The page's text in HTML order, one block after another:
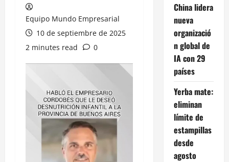
Equipo Mundo Empresarial
10 de septiembre de 2025
2 minutes read
0
China lidera
nueva
organizació
n global de
IA con 29
países
Yerba mate:
eliminan
límite de
estampillas
desde
agosto